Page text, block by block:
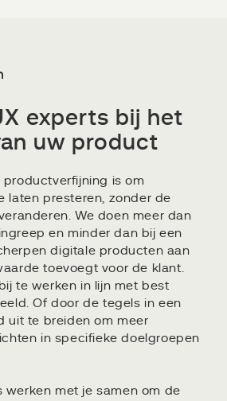
experts bij het
uw product
productverfijning is om
laten presteren, zonder de
We doen meer dan
en minder dan bij een
digitale producten aan
toevoegt voor de klant.
te werken in lijn met best
Of door de tegels in een
uit te breiden om meer
in specifieke doelgroepen
werken met je samen om de